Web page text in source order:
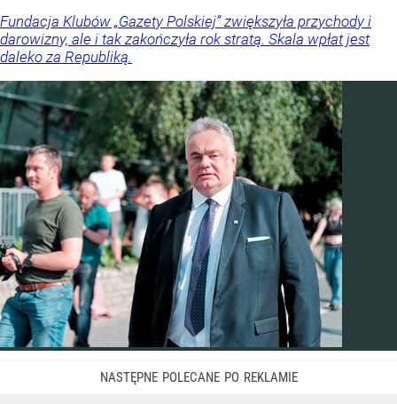
Fundacja Klubów „Gazety Polskiej” zwiększyła przychody i
darowizny, ale i tak zakończyła rok stratą. Skala wpłat jest
daleko za Republiką.